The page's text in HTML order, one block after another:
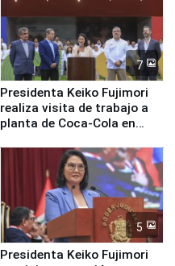
7
Presidenta Keiko Fujimori
realiza visita de trabajo a
planta de Coca-Cola en
5
Presidenta Keiko Fujimori